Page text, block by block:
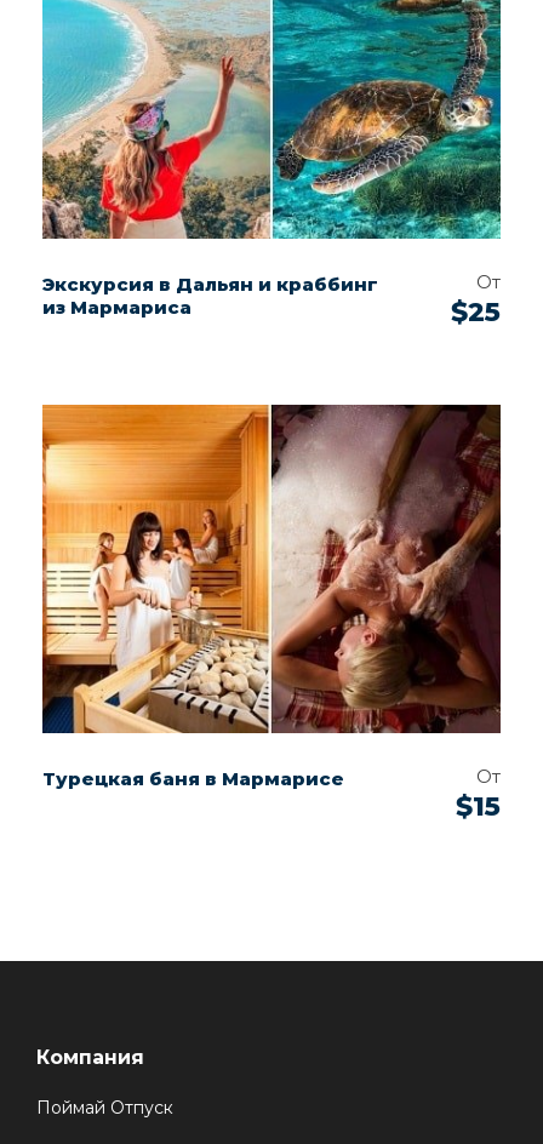
Экскурсия в Дальян и краббинг
из Мармариса
От
$25
Турецкая баня в Мармарисе От
$15
Компания
Поймай Отпуск